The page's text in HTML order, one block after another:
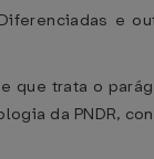
e
que trata o
da PNDR,